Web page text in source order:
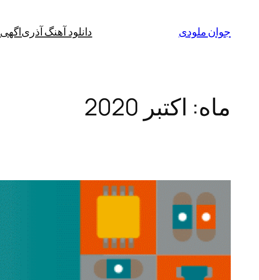
جوان ملودی دانلود آهنگ آذریاگهی
ماه: اکتبر 2020